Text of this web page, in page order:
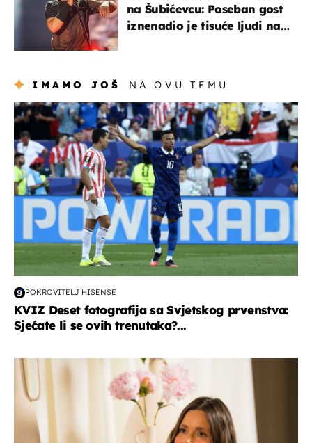
na Šubićevcu: Poseban gost
iznenadio je tisuće ljudi na
IMAMO JOŠ NA OVU TEMU
svjetsko prvenstvo 2026
POKROVITELJ HISENSE
KVIZ Deset fotografija sa Svjetskog prvenstva:
Sjećate li se ovih trenutaka?...
moda & ljepota